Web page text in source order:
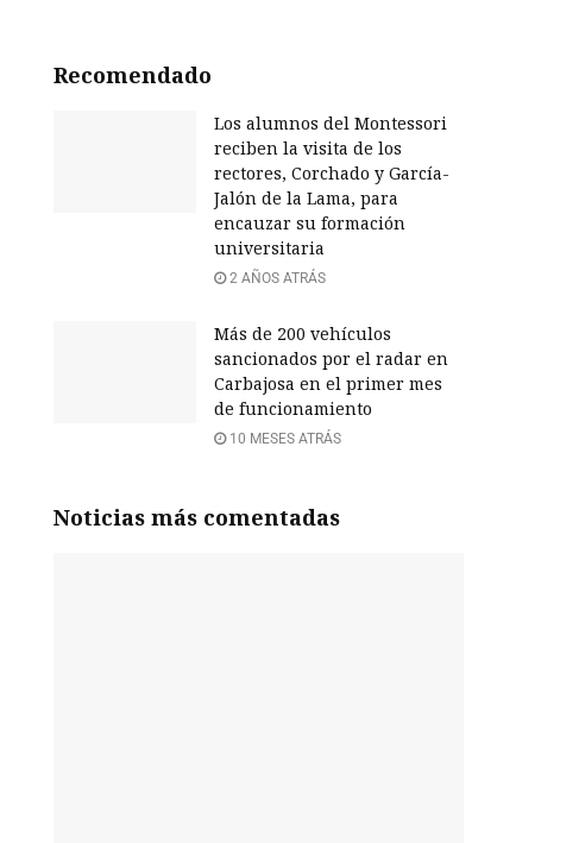
Recomendado
Los alumnos del Montessori
reciben la visita de los
rectores, Corchado y García-
Jalón de la Lama, para
encauzar su formación
universitaria
2 AÑOS ATRÁS
Más de 200 vehículos
sancionados por el radar en
Carbajosa en el primer mes
de funcionamiento
10 MESES ATRÁS
Noticias más comentadas